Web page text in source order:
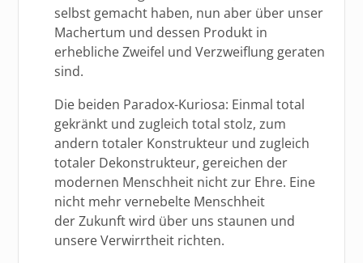
selbst gemacht haben, nun aber über unser
Machertum und dessen Produkt in
erhebliche Zweifel und Verzweiflung geraten
sind.
Die beiden Paradox-Kuriosa: Einmal total
gekränkt und zugleich total stolz, zum
andern totaler Konstrukteur und zugleich
totaler Dekonstrukteur, gereichen der
modernen Menschheit nicht zur Ehre. Eine
nicht mehr vernebelte Menschheit
der Zukunft wird über uns staunen und
unsere Verwirrtheit richten.